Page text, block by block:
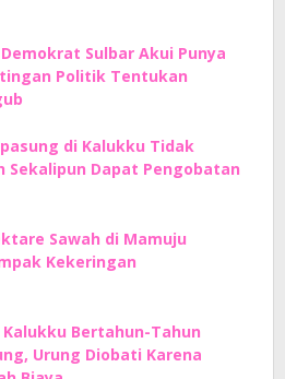
Sulbar Akui Punya
Politik Tentukan
di Kalukku Tidak
Sekalipun Dapat Pengobatan
Sawah di Mamuju
Kekeringan
Kalukku Bertahun-Tahun
Urung Diobati Karena